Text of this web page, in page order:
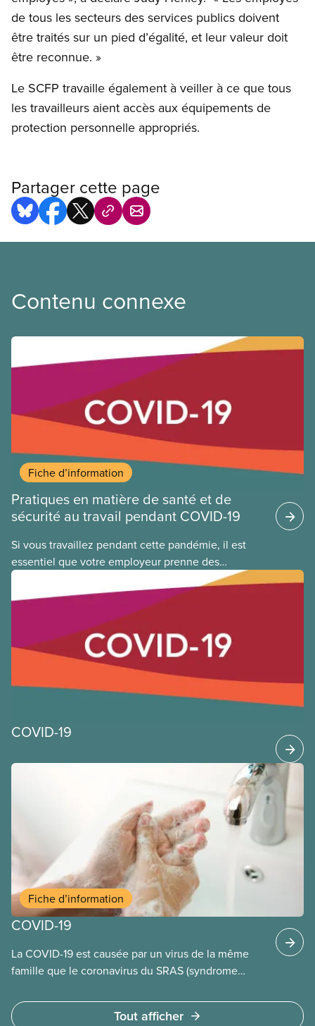
de tous les secteurs des services publics doivent
être traités sur un pied d’égalité, et leur valeur doit
être reconnue. »
Le SCFP travaille également à veiller à ce que tous
les travailleurs aient accès aux équipements de
protection personnelle appropriés.
Partager cette page
Contenu connexe
Fiche d’information
Pratiques en matière de santé et de
sécurité au travail pendant COVID-19
Si vous travaillez pendant cette pandémie, il est
essentiel que votre employeur prenne des
précautions supplémentaires en matière de santé
et de sécurité pour limiter votre exposition au virus
qui cause la COVID-19. Cela s’applique que vous
retourniez dans votre lieu de travail ou que vous ne
l’ayez jamais quitté. Vous trouverez ci-dessous des
orientations générales et de bonnes pratiques que
les membres du SCFP peuvent appliquer au travail
pendant cette pandémie de COVID-19.
COVID-19
Fiche d’information
COVID-19
La COVID-19 est causée par un virus de la même
famille que le coronavirus du SRAS (syndrome
Tout afficher